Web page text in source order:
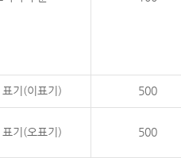
기(이표기) 500
기(오표기) 500